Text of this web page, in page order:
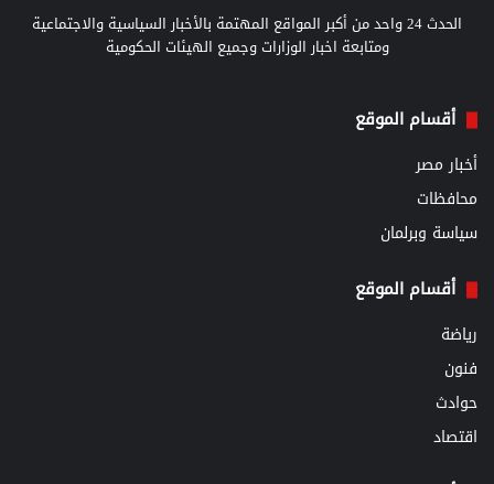
الحدث 24 واحد من أكبر المواقع المهتمة بالأخبار السياسية والاجتماعية
ومتابعة اخبار الوزارات وجميع الهيئات الحكومية
أقسام الموقع
أخبار مصر
محافظات
سياسة وبرلمان
أقسام الموقع
رياضة
فنون
حوادث
اقتصاد